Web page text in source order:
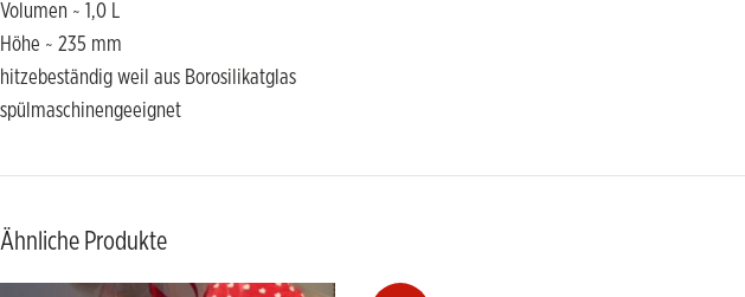
Volumen ~ 1,0 L
Höhe ~ 235 mm
hitzebeständig weil aus Borosilikatglas
spülmaschinengeeignet
Ähnliche Produkte